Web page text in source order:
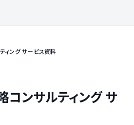
ィング サービス資料
コンサルティング サ